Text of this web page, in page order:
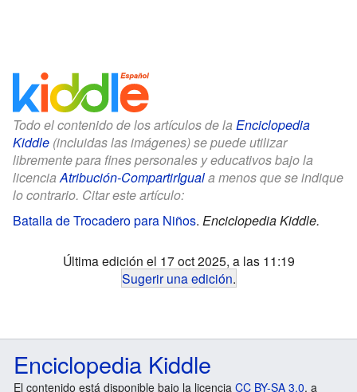
Todo el contenido de los artículos de la Enciclopedia
Kiddle (incluidas las imágenes) se puede utilizar
libremente para fines personales y educativos bajo la
licenciaAtribución-CompartirIguala menos que se indique
lo contrario. Citar este artículo:
Batalla de Trocadero para Niños. Enciclopedia Kiddle.
Última edición el 17 oct 2025, a las 11:19
Sugerir una edición.
Enciclopedia Kiddle
El contenido está disponible bajo la licencia CC BY-SA 3.0, a